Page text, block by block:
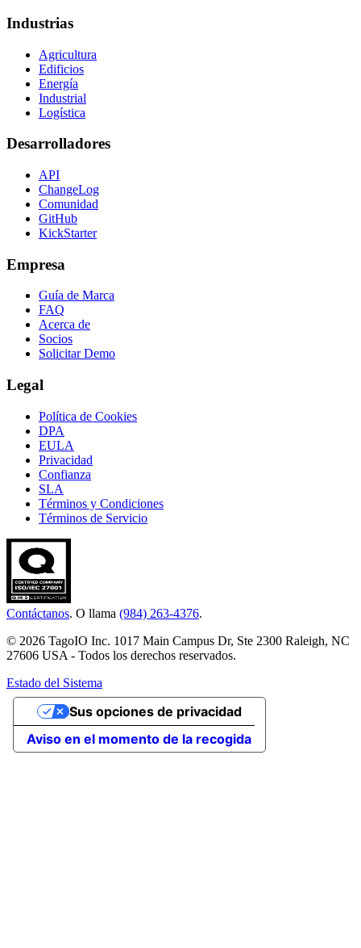
Industrias
Agricultura
Edificios
Energía
Industrial
Logística
Desarrolladores
API
ChangeLog
Comunidad
GitHub
KickStarter
Empresa
Guía de Marca
FAQ
Acerca de
Socios
Solicitar Demo
Legal
Política de Cookies
DPA
EULA
Privacidad
Confianza
SLA
Términos y Condiciones
Términos de Servicio
Contáctanos. O llama (984) 263-4376.
© 2026 TagoIO Inc. 1017 Main Campus Dr, Ste 2300 Raleigh, NC
27606 USA - Todos los derechos reservados.
Estado del Sistema
Aviso en el momento de la recogida
Sus opciones de privacidad